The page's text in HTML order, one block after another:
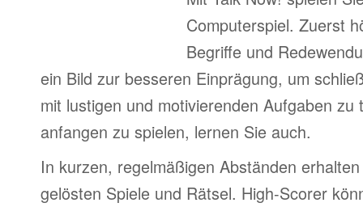
Computerspiel. Zuerst
Begriffe und
ein Bild zur besseren Einprägung, um
mit lustigen und motivierenden Aufgaben zu
anfangen zu spielen, lernen Sie auch.
In kurzen, regelmäßigen Abständen
gelösten Spiele und Rätsel. High-Scorer